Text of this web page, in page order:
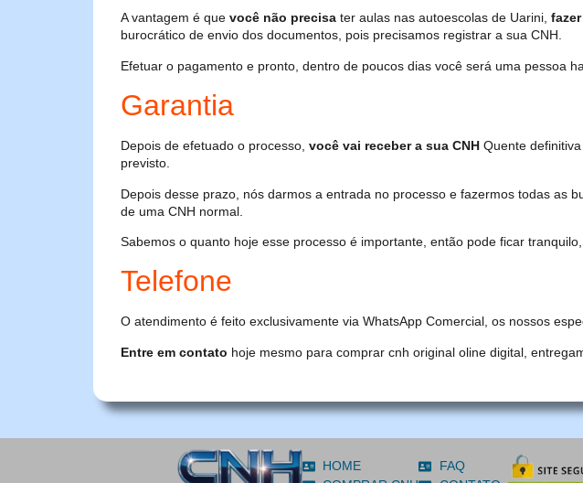
A vantagem é que você não precisa ter aulas nas autoescolas de Uarini,
burocrático de envio dos documentos, pois precisamos registrar a sua CNH.
Efetuar o pagamento e pronto, dentro de poucos dias você será uma pessoa
Garantia
Depois de efetuado o processo, você vai receber a sua CNH Quente
previsto.
Depois desse prazo, nós darmos a entrada no processo e fazermos todas as
de uma CNH normal.
Sabemos o quanto hoje esse processo é importante, então pode ficar
Telefone
O atendimento é feito exclusivamente via WhatsApp Comercial, os nossos
Entre em contato hoje mesmo para comprar cnh original oline digital,
HOME
FAQ